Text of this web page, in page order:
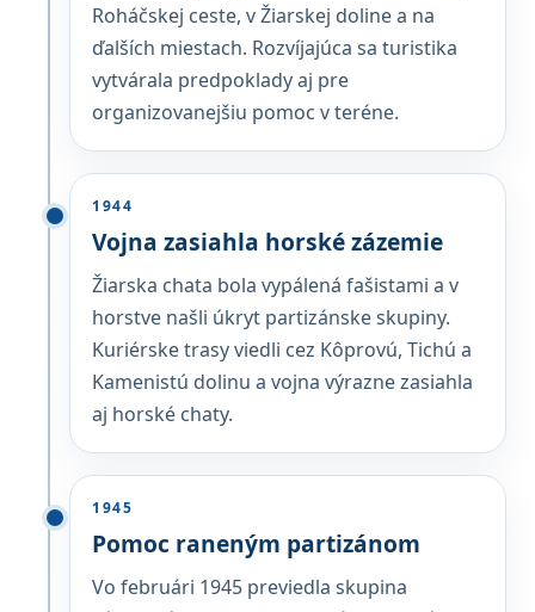
Roháčskej ceste, v Žiarskej doline a na
ďalších miestach. Rozvíjajúca sa turistika
vytvárala predpoklady aj pre
organizovanejšiu pomoc v teréne.
1944
Vojna zasiahla horské zázemie
Žiarska chata bola vypálená fašistami a v
horstve našli úkryt partizánske skupiny.
Kuriérske trasy viedli cez Kôprovú, Tichú a
Kamenistú dolinu a vojna výrazne zasiahla
aj horské chaty.
1945
Pomoc raneným partizánom
Vo februári 1945 previedla skupina